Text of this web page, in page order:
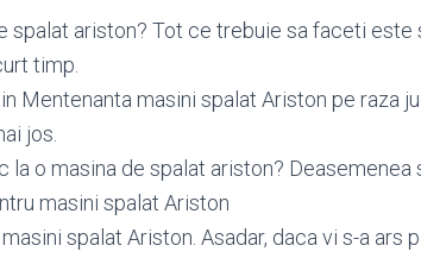
spalat ariston? Tot ce trebuie sa faceti este
timp.
Mentenanta masini spalat Ariston pe raza
jos.
o masina de spalat ariston? Deasemenea
masini spalat Ariston
spalat Ariston. Asadar, daca vi s-a ars